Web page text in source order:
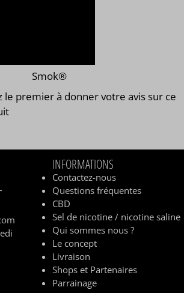
Smok®
le premier à donner votre avis sur ce
INFORMATIONS
Contactez-nous
Questions fréquentes
CBD
Sel de nicotine / nicotine saline
Qui sommes nous ?
Le concept
Livraison
Shops et Partenaires
Parrainage